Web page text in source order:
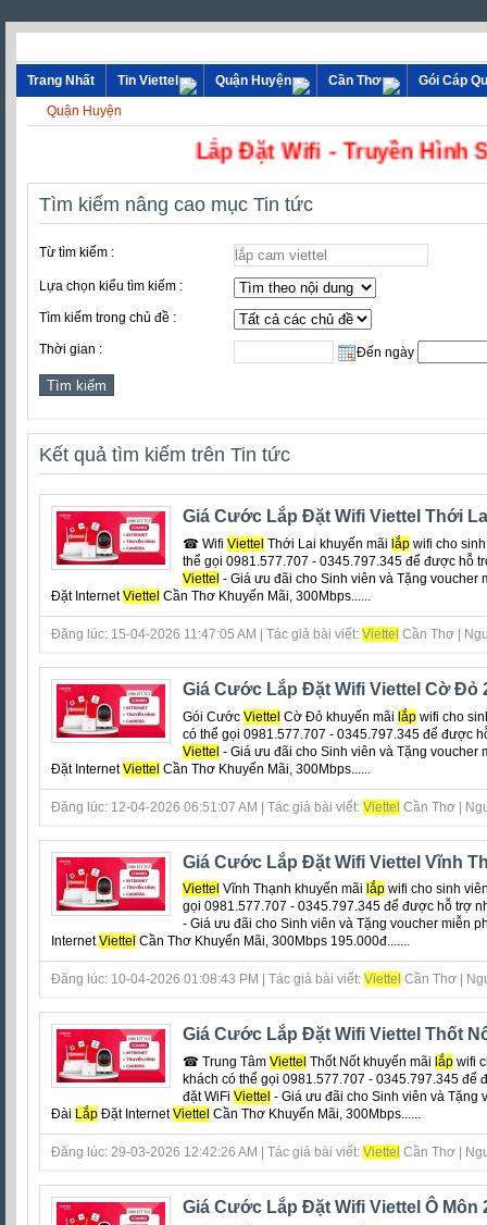
Trang Nhất Tin Viettel Quận Huyện Cần Thơ
Gói Cáp
Quận Huyện
Lắp Đặt Wifi - Truyền
Tìm kiếm nâng cao mục Tin tức
Từ tìm kiếm :
Lựa chọn kiểu tìm kiếm :
Tìm kiếm trong chủ đề :
Thời gian : Đến ngày
Kết quả tìm kiếm trên Tin tức
Giá Cước Lắp Đặt Wifi Viettel Thới
☎ Wifi Viettel Thới Lai khuyến mãi lắpwifi cho sinh
thể gọi 0981.577.707 - 0345.797.345 để được hỗ
Viettel - Giá ưu đãi cho Sinh viên và Tặng voucher
Đặt InternetViettel Cần Thơ Khuyến Mãi, 300Mbps......
Đăng lúc: 15-04-2026 11:47:05 AM | Tác giả bài viết: Viettel Cần Thơ |
Giá Cước Lắp Đặt Wifi Viettel Cờ Đỏ
Gói Cước Viettel Cờ Đỏ khuyến mãi lắpwifi cho
có thể gọi 0981.577.707 - 0345.797.345 để được
Viettel - Giá ưu đãi cho Sinh viên và Tặng voucher
Đặt InternetViettel Cần Thơ Khuyến Mãi, 300Mbps......
Đăng lúc: 12-04-2026 06:51:07 AM | Tác giả bài viết: Viettel Cần Thơ |
Giá Cước Lắp Đặt Wifi Viettel Vĩnh
Viettel Vĩnh Thạnh khuyến mãi lắpwifi cho sinh
gọi 0981.577.707 - 0345.797.345 để được hỗ trợ
- Giá ưu đãi cho Sinh viên và Tặng voucher miễn
InternetViettel Cần Thơ Khuyến Mãi, 300Mbps 195.000đ.......
Đăng lúc: 10-04-2026 01:08:43 PM | Tác giả bài viết: Viettel Cần Thơ |
Giá Cước Lắp Đặt Wifi Viettel Thốt
☎ Trung Tâm Viettel Thốt Nốt khuyến mãi lắpwifi
khách có thể gọi 0981.577.707 - 0345.797.345 để
đặt WiFi Viettel - Giá ưu đãi cho Sinh viên và Tặng
Đài Lắp Đặt InternetViettel Cần Thơ Khuyến Mãi, 300Mbps......
Đăng lúc: 29-03-2026 12:42:26 AM | Tác giả bài viết: Viettel Cần Thơ |
Giá Cước Lắp Đặt Wifi Viettel Ô Môn